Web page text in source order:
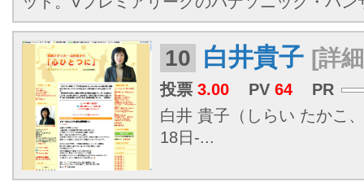
10 白井貴子 [詳
投票 3.00 PV 64
PR
白井 貴子（しらい たかこ
18日-...